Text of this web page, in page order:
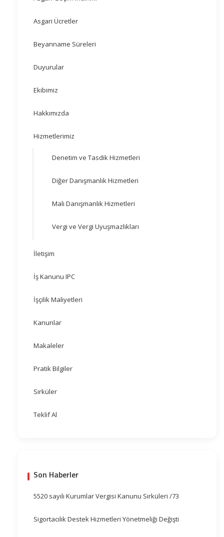
Asgari Ücretler
Beyanname Süreleri
Duyurular
Ekibimiz
Hakkımızda
Hizmetlerimiz
Denetim ve Tasdik Hizmetleri
Diğer Danışmanlık Hizmetleri
Mali Danışmanlık Hizmetleri
Vergi ve Vergi Uyuşmazlıkları
İletişim
İş Kanunu IPC
İşçilik Maliyetleri
Kanunlar
Makaleler
Pratik Bilgiler
Sirküler
Teklif Al
Son Haberler
5520 sayılı Kurumlar Vergisi Kanunu Sirküleri /73
Sigortacılık Destek Hizmetleri Yönetmeliği Değişti